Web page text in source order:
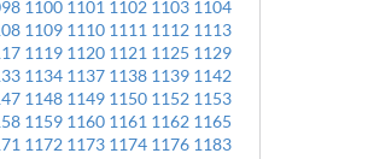
1100 1101 1102 1103 1104
1109 1110 1111 1112 1113
1119 1120 1121 1125 1129
1134 1137 1138 1139 1142
1148 1149 1150 1152 1153
1159 1160 1161 1162 1165
1172 1173 1174 1176 1183